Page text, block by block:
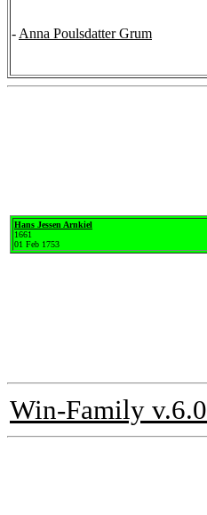
- Anna Poulsdatter Grum
Hans Jessen Arnkiel
1661
01 Feb 1753
Win-Family v.6.0